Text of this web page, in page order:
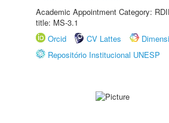
Academic Appointment Category:
title: MS-3.1
Orcid
CV Lattes
Repositório Institucional UNESP